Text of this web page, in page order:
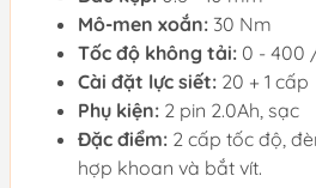
Mô-men xoắn: 30 Nm
Tốc độ không tải: 0 - 400
Cài đặt lực siết: 20 + 1 cấp
Phụ kiện: 2 pin 2.0Ah, sạc
Đặc điểm: 2 cấp tốc độ,
hợp khoan và bắt vít.